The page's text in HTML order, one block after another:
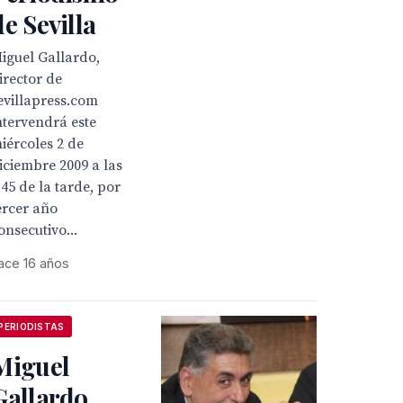
Sevilla
Gallardo,
de
este
2 de
2009 a las
de la tarde, por
año
16 años